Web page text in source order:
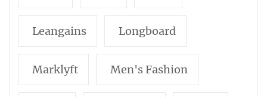
Leangains Longboard
Marklyft Men's Fashion